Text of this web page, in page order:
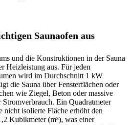
Saunaofen aus
und die Konstruktionen in der Sauna
Heizleistung aus. Für jeden
wird im Durchschnitt 1 kW
die Sauna über Fensterflächen oder
wie Ziegel, Beton oder massive
Ein Quadratmeter
nicht isolierte Fläche erhöht den
Kubikmeter (m³), was einer